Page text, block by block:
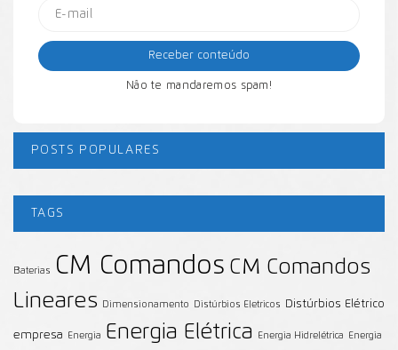
Não te mandaremos spam!
POSTS POPULARES
TAGS
Baterias CM Comandos CM Comandos
Lineares
Dimensionamento Distúrbios Eletricos Distúrbios Elétrico
empresa Energia Energia Elétrica Energia Hidrelétrica Energia